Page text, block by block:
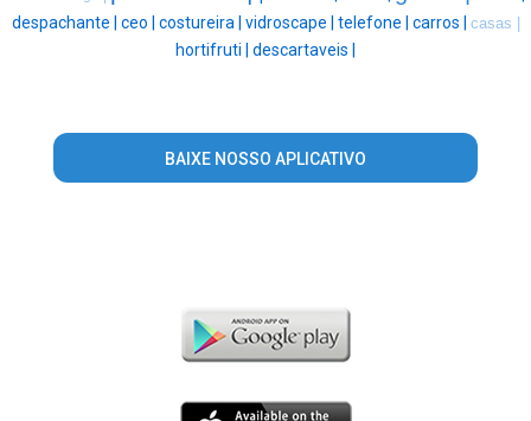
despachante | ceo | costureira | vidroscape | telefone | carros | casas |
hortifruti | descartaveis |
BAIXE NOSSO APLICATIVO